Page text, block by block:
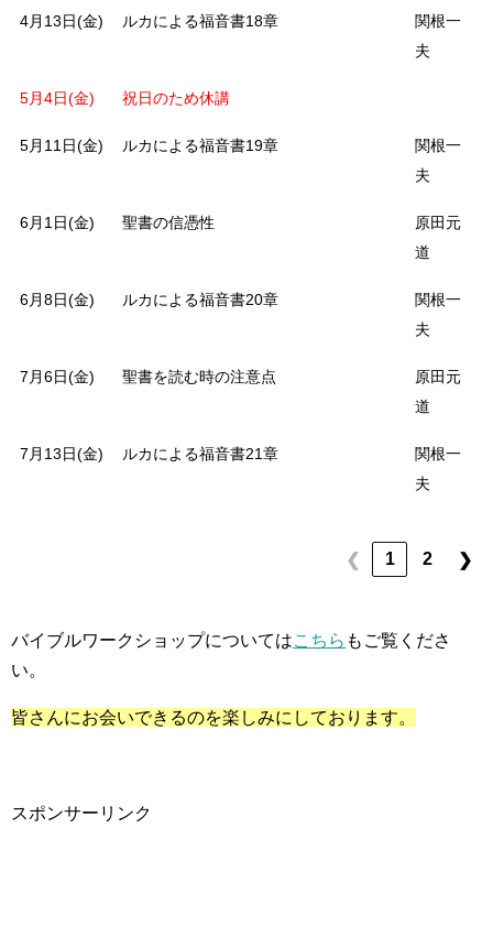
4月13日(金) ルカによる福音書18章
関根一
夫
5月4日(金) 祝日のため休講
5月11日(金) ルカによる福音書19章
関根一
夫
6月1日(金) 聖書の信憑性
原田元
道
6月8日(金) ルカによる福音書20章
関根一
夫
7月6日(金) 聖書を読む時の注意点
原田元
道
7月13日(金) ルカによる福音書21章
関根一
夫
❮ 1 2 ❯
バイブルワークショップについてはこちら もご覧くださ
い。
皆さんにお会いできるのを楽しみにしております。
スポンサーリンク